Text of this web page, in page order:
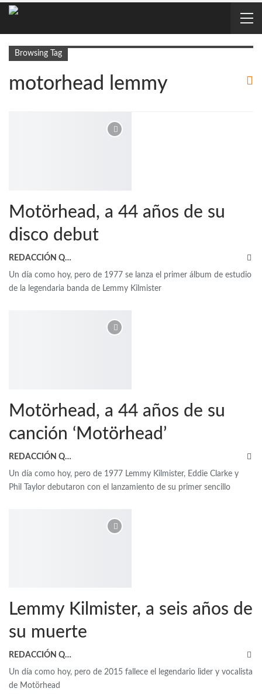
Browsing Tag
motorhead lemmy
Motörhead, a 44 años de su
disco debut
REDACCIÓN QRP
Un día como hoy, pero de 1977 se lanza el primer álbum de estudio
de la legendaria banda de Lemmy Kilmister
Motörhead, a 44 años de su
canción ‘Motörhead’
REDACCIÓN QRP
Un día como hoy, pero de 1977 Lemmy Kilmister, Eddie Clarke y
Phil Taylor debutaron con el lanzamiento de su primer sencillo
Lemmy Kilmister, a seis años de
su muerte
REDACCIÓN QRP
Un día como hoy, pero de 2015 fallece el legendario lìder y vocalista
de Motörhead